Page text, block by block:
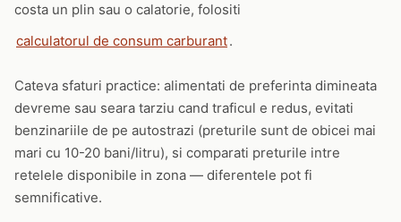
costa un plin sau o calatorie, folositi
calculatorul de consum carburant.
Cateva sfaturi practice: alimentati de preferinta dimineata
devreme sau seara tarziu cand traficul e redus, evitati
benzinariile de pe autostrazi (preturile sunt de obicei mai
mari cu 10-20 bani/litru), si comparati preturile intre
retelele disponibile in zona — diferentele pot fi
semnificative.